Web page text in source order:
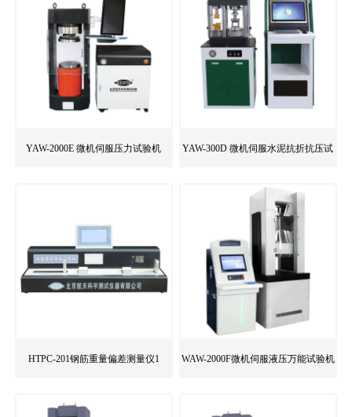
YAW-2000E 微机伺服压力试验机 YAW-300D 微机伺服水泥抗折抗压试
验机
HTPC-201钢筋重量偏差测量仪1 WAW-2000F微机伺服液压万能试验机